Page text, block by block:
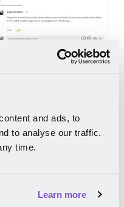
and ads, to
to analyse our traffic.
time.
Learn more
și
despre valorile și
și colaborării,